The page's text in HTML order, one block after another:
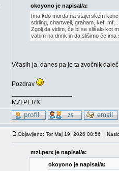
okoyono je napisal/a:
Ima kdo morda na štajerskem
stirling, chartwell, graham, kef,
Zgolj da vidim, če bi se slišalo kot
vabim na drink in da slišimo če ima
Včasih ja, danes pa je ta zvočnik
Pozdrav
MZI.PERX
Objavljeno: Tor Maj 19, 2026 08:56
mzi.perx je napisal/a:
okoyono je napisal/a: